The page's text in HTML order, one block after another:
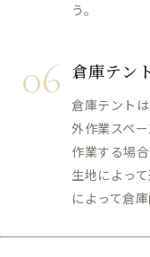
う。
06 倉庫テン
倉庫テント
外作業スペ
作業する場
生地によっ
によって倉